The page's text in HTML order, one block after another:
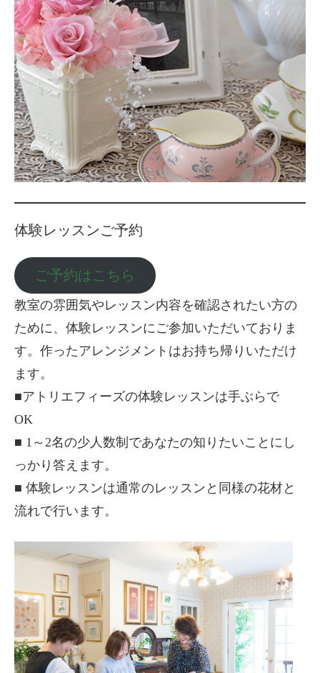
体験レッスンご予約
ご予約はこちら
教室の雰囲気やレッスン内容を確認されたい方の
ために、体験レッスンにご参加いただいておりま
す。作ったアレンジメントはお持ち帰りいただけ
ます。
■アトリエフィーズの体験レッスンは手ぶらで
OK
■ 1～2名の少人数制であなたの知りたいことにし
っかり答えます。
■ 体験レッスンは通常のレッスンと同様の花材と
流れで行います。